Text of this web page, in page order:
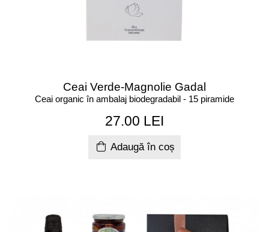
Ceai Verde-Magnolie Gadal
Ceai organic în ambalaj biodegradabil - 15 piramide
27.00 LEI
Adaugă în coș